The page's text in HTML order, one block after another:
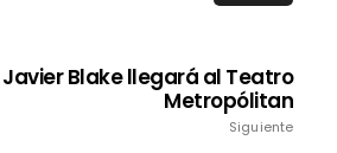
Javier Blake llegará al Teatro
Metropólitan
Siguiente